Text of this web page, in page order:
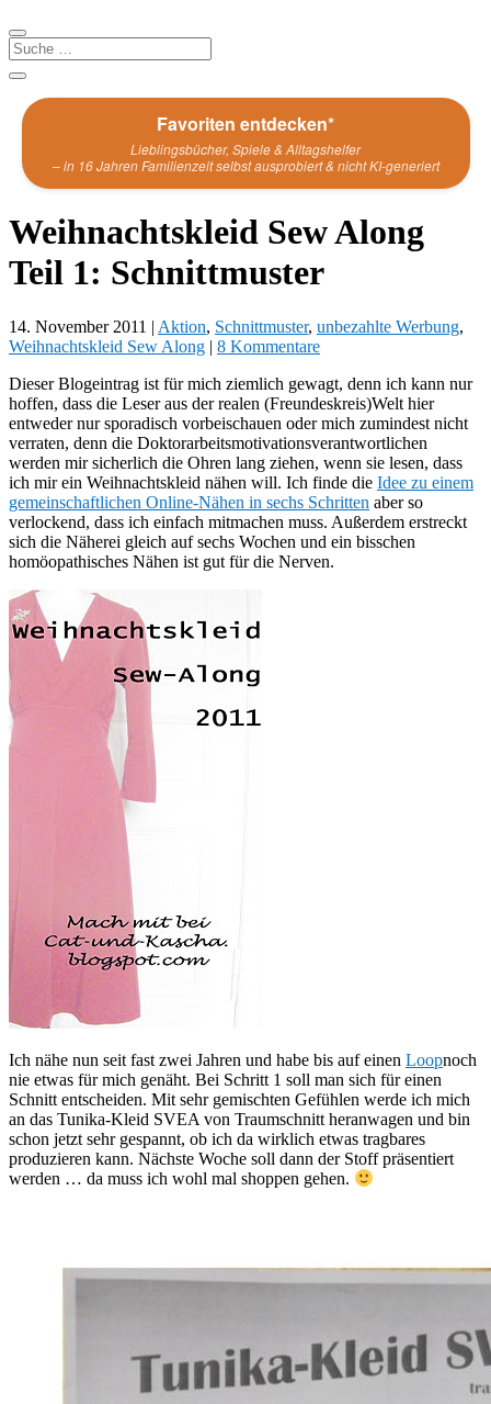
Favoriten entdecken*
Lieblingsbücher, Spiele & Alltagshelfer
– in 16 Jahren Familienzeit selbst ausprobiert & nicht KI-generiert
Weihnachtskleid Sew Along
Teil 1: Schnittmuster
14. November 2011 | Aktion, Schnittmuster, unbezahlte Werbung,
Weihnachtskleid Sew Along | 8 Kommentare
Dieser Blogeintrag ist für mich ziemlich gewagt, denn ich kann nur
hoffen, dass die Leser aus der realen (Freundeskreis)Welt hier
entweder nur sporadisch vorbeischauen oder mich zumindest nicht
verraten, denn die Doktorarbeitsmotivationsverantwortlichen
werden mir sicherlich die Ohren lang ziehen, wenn sie lesen, dass
ich mir ein Weihnachtskleid nähen will. Ich finde die Idee zu einem
gemeinschaftlichen Online-Nähen in sechs Schritten aber so
verlockend, dass ich einfach mitmachen muss. Außerdem erstreckt
sich die Näherei gleich auf sechs Wochen und ein bisschen
homöopathisches Nähen ist gut für die Nerven.
Ich nähe nun seit fast zwei Jahren und habe bis auf einen Loopnoch
nie etwas für mich genäht. Bei Schritt 1 soll man sich für einen
Schnitt entscheiden. Mit sehr gemischten Gefühlen werde ich mich
an das Tunika-Kleid SVEA von Traumschnitt heranwagen und bin
schon jetzt sehr gespannt, ob ich da wirklich etwas tragbares
produzieren kann. Nächste Woche soll dann der Stoff präsentiert
werden … da muss ich wohl mal shoppen gehen.